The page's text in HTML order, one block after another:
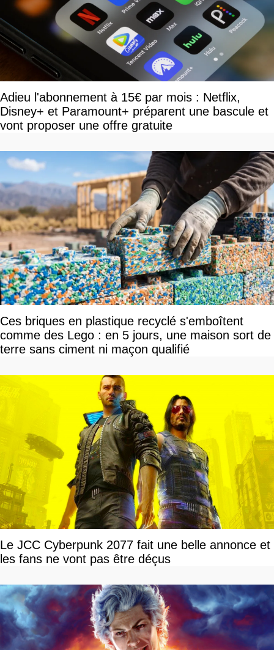
Adieu l'abonnement à 15€ par mois : Netflix,
Disney+ et Paramount+ préparent une bascule et
vont proposer une offre gratuite
Ces briques en plastique recyclé s'emboîtent
comme des Lego : en 5 jours, une maison sort de
terre sans ciment ni maçon qualifié
Le JCC Cyberpunk 2077 fait une belle annonce et
les fans ne vont pas être déçus